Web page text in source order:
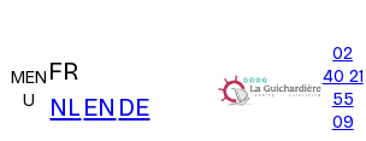
MEN
U
FR
NL EN DE
02
40 21
55
09